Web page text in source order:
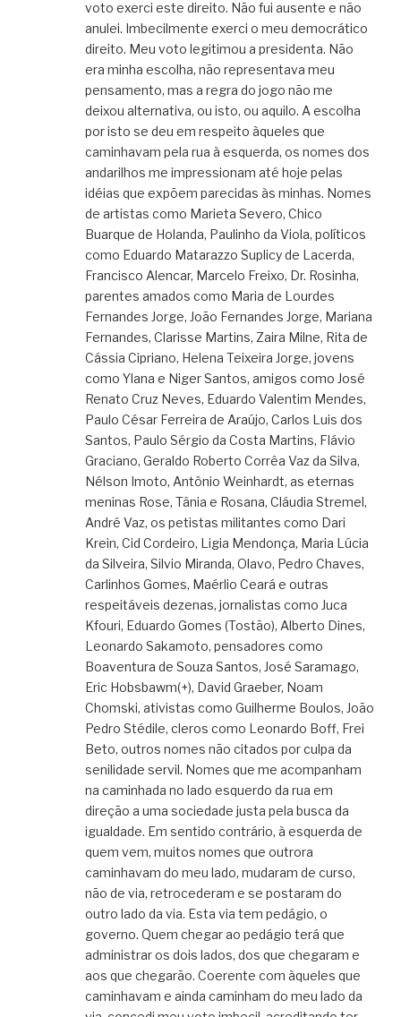
voto exerci este direito. Não fui ausente e não
anulei. Imbecilmente exerci o meu democrático
direito. Meu voto legitimou a presidenta. Não
era minha escolha, não representava meu
pensamento, mas a regra do jogo não me
deixou alternativa, ou isto, ou aquilo. A escolha
por isto se deu em respeito àqueles que
caminhavam pela rua à esquerda, os nomes dos
andarilhos me impressionam até hoje pelas
idéias que expõem parecidas às minhas. Nomes
de artistas como Marieta Severo, Chico
Buarque de Holanda, Paulinho da Viola, políticos
como Eduardo Matarazzo Suplicy de Lacerda,
Francisco Alencar, Marcelo Freixo, Dr. Rosinha,
parentes amados como Maria de Lourdes
Fernandes Jorge, João Fernandes Jorge, Mariana
Fernandes, Clarisse Martins, Zaira Milne, Rita de
Cássia Cipriano, Helena Teixeira Jorge, jovens
como Ylana e Niger Santos, amigos como José
Renato Cruz Neves, Eduardo Valentim Mendes,
Paulo César Ferreira de Araújo, Carlos Luis dos
Santos, Paulo Sérgio da Costa Martins, Flávio
Graciano, Geraldo Roberto Corrêa Vaz da Silva,
Nélson Imoto, Antônio Weinhardt, as eternas
meninas Rose, Tânia e Rosana, Cláudia Stremel,
André Vaz, os petistas militantes como Dari
Krein, Cid Cordeiro, Ligia Mendonça, Maria Lúcia
da Silveira, Silvio Miranda, Olavo, Pedro Chaves,
Carlinhos Gomes, Maérlio Ceará e outras
respeitáveis dezenas, jornalistas como Juca
Kfouri, Eduardo Gomes (Tostão), Alberto Dines,
Leonardo Sakamoto, pensadores como
Boaventura de Souza Santos, José Saramago,
Eric Hobsbawm(+), David Graeber, Noam
Chomski, ativistas como Guilherme Boulos, João
Pedro Stédile, cleros como Leonardo Boff, Frei
Beto, outros nomes não citados por culpa da
senilidade servil. Nomes que me acompanham
na caminhada no lado esquerdo da rua em
direção a uma sociedade justa pela busca da
igualdade. Em sentido contrário, à esquerda de
quem vem, muitos nomes que outrora
caminhavam do meu lado, mudaram de curso,
não de via, retrocederam e se postaram do
outro lado da via. Esta via tem pedágio, o
governo. Quem chegar ao pedágio terá que
administrar os dois lados, dos que chegaram e
aos que chegarão. Coerente com àqueles que
caminhavam e ainda caminham do meu lado da